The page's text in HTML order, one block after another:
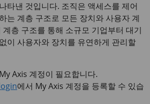
타낸 것입니다. 조직은 액세스를 제어
는 계층 구조로 모든 장치와 사용자 계
층 구조를 통해 소규모 기업부터 대기
이 사용자와 장치를 유연하게 관리할
Axis 계정이 필요합니다.
에서 My Axis 계정을 등록할 수 있습